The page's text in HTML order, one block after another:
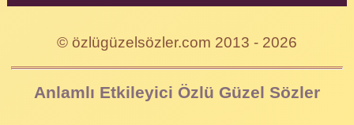
© özlügüzelsözler.com 2013 - 2026
Anlamlı Etkileyici Özlü Güzel Sözler